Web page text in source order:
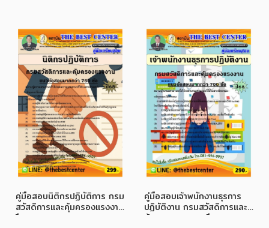
คู่มือสอบนิติกรปฏิบัติการ กรม
สวัสดิการและคุ้มครองแรงงาน
ปี 68
คู่มือสอบเจ้าพนักงานธุรการ
ปฏิบัติงาน กรมสวัสดิการและ
คุ้มครองแรงงาน ปี 68